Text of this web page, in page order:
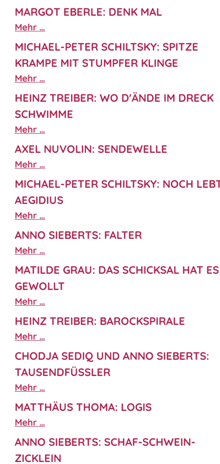
MARGOT EBERLE: DENK MAL
Mehr …
MICHAEL-PETER SCHILTSKY: SPITZE
KRAMPE MIT STUMPFER KLINGE
Mehr …
HEINZ TREIBER: WO D'ÄNDE IM DRECK
SCHWIMME
Mehr …
AXEL NUVOLIN: SENDEWELLE
Mehr …
MICHAEL-PETER SCHILTSKY: NOCH
AEGIDIUS
Mehr …
ANNO SIEBERTS: FALTER
Mehr …
MATILDE GRAU: DAS SCHICKSAL HAT
GEWOLLT
Mehr …
HEINZ TREIBER: BAROCKSPIRALE
Mehr …
CHODJA SEDIQ UND ANNO SIEBERTS:
TAUSENDFÜSSLER
Mehr …
MATTHÄUS THOMA: LOGIS
Mehr …
ANNO SIEBERTS: SCHAF-SCHWEIN-
ZICKLEIN